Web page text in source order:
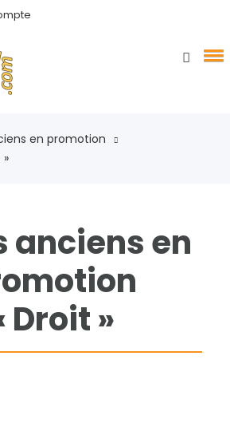
en promotion
anciens en
Droit »